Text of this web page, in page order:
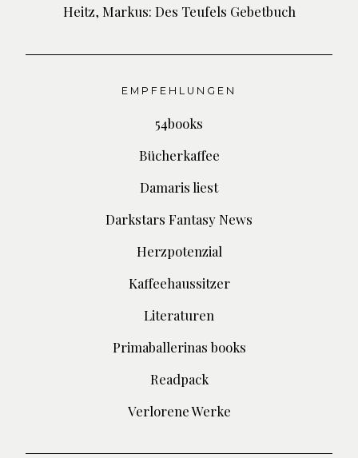
Heitz, Markus: Des Teufels Gebetbuch
EMPFEHLUNGEN
54books
Bücherkaffee
Damaris liest
Darkstars Fantasy News
Herzpotenzial
Kaffeehaussitzer
Literaturen
Primaballerinas books
Readpack
Verlorene Werke